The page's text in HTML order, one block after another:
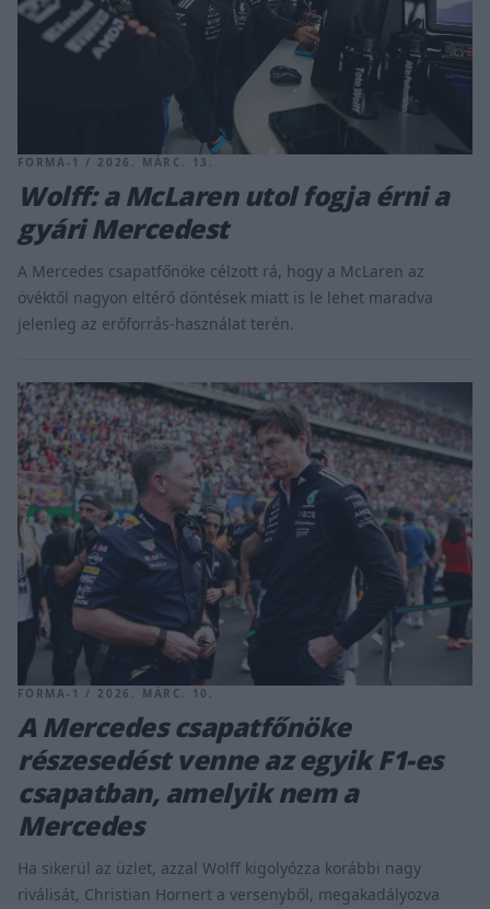
FORMA-1 / 2026. MÁRC. 13.
Wolff: a McLaren utol fogja érni a
gyári Mercedest
A Mercedes csapatfőnöke célzott rá, hogy a McLaren az
övéktől nagyon eltérő döntések miatt is le lehet maradva
jelenleg az erőforrás-használat terén.
FORMA-1 / 2026. MÁRC. 10.
A Mercedes csapatfőnöke
részesedést venne az egyik F1-es
csapatban, amelyik nem a
Mercedes
Ha sikerül az üzlet, azzal Wolff kigolyózza korábbi nagy
riválisát, Christian Hornert a versenyből, megakadályozva